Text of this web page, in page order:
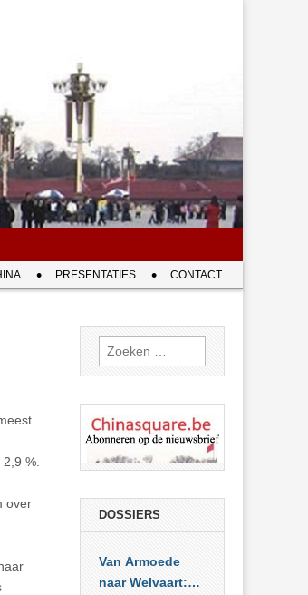
PRESENTATIES CONTACT
%.
over
Zoeken
naar:
DOSSIERS
Van Armoede
naar Welvaart: